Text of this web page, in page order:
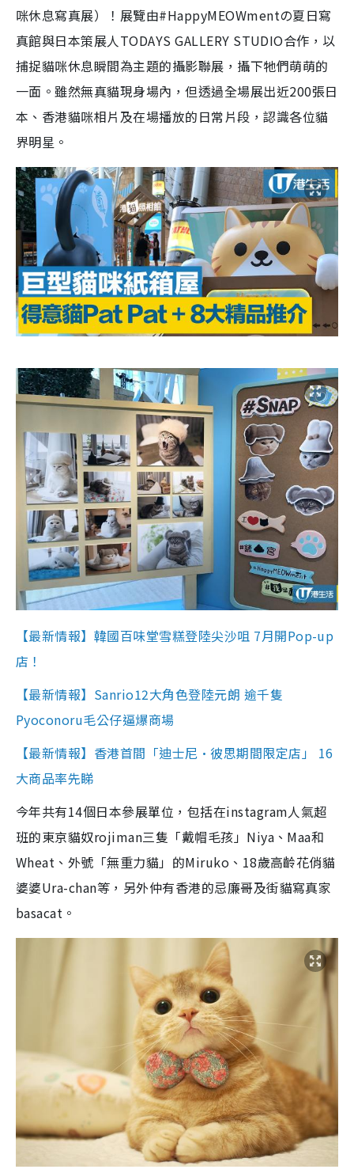
咪休息寫真展）
！展覽由#HappyMEOWmentの夏日寫
真館與日本策展人TODAYS GALLERY STUDIO合作，以
捕捉貓咪休息瞬間為主題的攝影聯展，攝下牠們萌萌的
一面。雖然無真貓現身場內，但透過全場展出近200張日
本、香港貓咪相片及在場播放的日常片段，認識各位貓
界明星。
【最新情報】韓國百味堂雪糕登陸尖沙咀 7月開Pop-up
店！
【最新情報】Sanrio12大角色登陸元朗 逾千隻
Pyoconoru毛公仔逼爆商場
【最新情報】香港首間「迪士尼•彼思期間限定店」 16
大商品率先睇
今年共有14個日本參展單位，包括在instagram人氣超
班的東京貓奴rojiman三隻「戴帽毛孩」Niya、Maa和
Wheat、外號「無重力貓」的Miruko、18歲高齡花俏貓
婆婆Ura-chan等，另外仲有香港的忌廉哥及街貓寫真家
basacat。